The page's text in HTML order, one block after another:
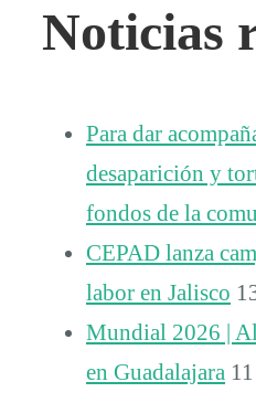
Noticias
Para dar
desaparición y
fondos de la
CEPAD lanza
labor en Jalisco
Mundial 2026 |
en Guadalajara